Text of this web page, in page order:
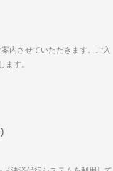
内させていただきます。ご入
ます。